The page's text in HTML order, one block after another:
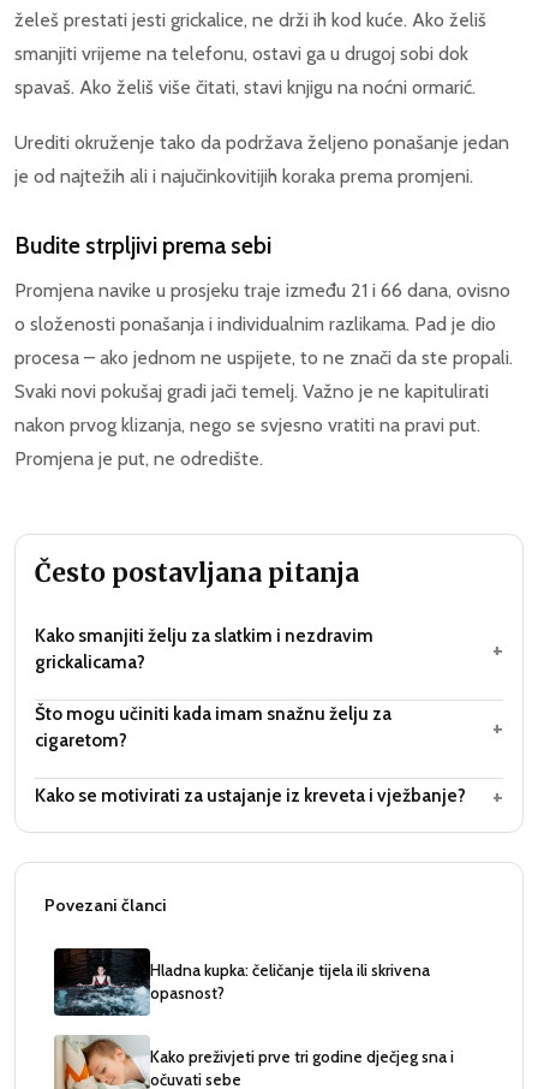
želeš prestati jesti grickalice, ne drži ih kod kuće. Ako želiš
smanjiti vrijeme na telefonu, ostavi ga u drugoj sobi dok
spavaš. Ako želiš više čitati, stavi knjigu na noćni ormarić.
Urediti okruženje tako da podržava željeno ponašanje jedan
je od najtežih ali i najučinkovitijih koraka prema promjeni.
Budite strpljivi prema sebi
Promjena navike u prosjeku traje između 21 i 66 dana, ovisno
o složenosti ponašanja i individualnim razlikama. Pad je dio
procesa – ako jednom ne uspijete, to ne znači da ste propali.
Svaki novi pokušaj gradi jači temelj. Važno je ne kapitulirati
nakon prvog klizanja, nego se svjesno vratiti na pravi put.
Promjena je put, ne odredište.
Često postavljana pitanja
Kako smanjiti želju za slatkim i nezdravim
grickalicama?
+
Što mogu učiniti kada imam snažnu želju za
cigaretom?
+
Kako se motivirati za ustajanje iz kreveta i vježbanje? +
Povezani članci
Hladna kupka: čeličanje tijela ili skrivena
opasnost?
Kako preživjeti prve tri godine dječjeg sna i
očuvati sebe